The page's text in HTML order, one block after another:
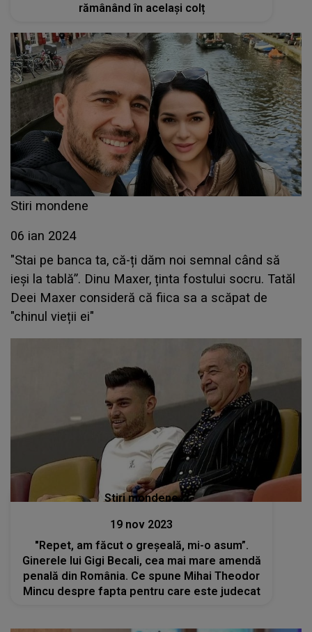
rămânând în același colț
Stiri mondene
06 ian 2024
"Stai pe banca ta, că-ți dăm noi semnal când să
ieși la tablă”. Dinu Maxer, ținta fostului socru. Tatăl
Deei Maxer consideră că fiica sa a scăpat de
"chinul vieții ei"
Stiri mondene
19 nov 2023
"Repet, am făcut o greșeală, mi-o asum”.
Ginerele lui Gigi Becali, cea mai mare amendă
penală din România. Ce spune Mihai Theodor
Mincu despre fapta pentru care este judecat